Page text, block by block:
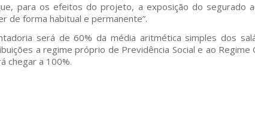
para os efeitos do projeto, a exposição do segurado
de forma habitual e permanente”.
será de 60% da média aritmética simples dos
a regime próprio de Previdência Social e ao Regime
chegar a 100%.